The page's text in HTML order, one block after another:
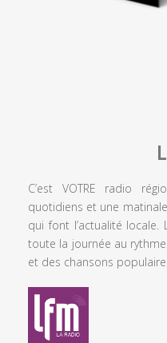
C’est VOTRE radio
quotidiens et une
qui font l’actualité
toute la journée au
et des chansons